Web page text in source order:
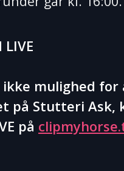
LIVE
ikke mulighed for
på Stutteri Ask,
på